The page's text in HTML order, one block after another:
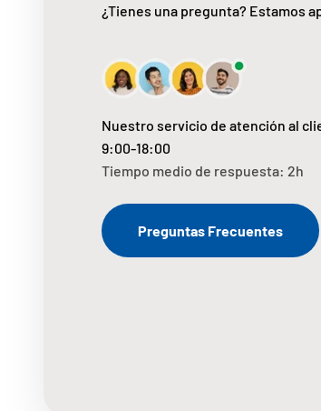
¿Tienes una pregunta? Estamos
Nuestro servicio de atención al
9:00-18:00
Tiempo medio de respuesta: 2h
Preguntas Frecuentes